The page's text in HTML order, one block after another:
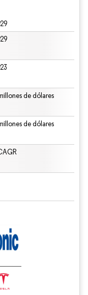
de dólares
de dólares
según CC BY 4.0.